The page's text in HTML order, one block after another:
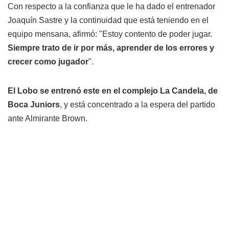
Con respecto a la confianza que le ha dado el entrenador
Joaquín Sastre y la continuidad que está teniendo en el
equipo mensana, afirmó: "Estoy contento de poder jugar.
Siempre trato de ir por más, aprender de los errores y
crecer como jugador".
El Lobo se entrenó este en el complejo La Candela, de
Boca Juniors, y está concentrado a la espera del partido
ante Almirante Brown.